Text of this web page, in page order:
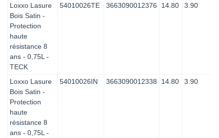
Loxxo Lasure
Bois Satin -
Protection
haute
résistance 8
ans - 0,75L -
TECK
54010026TE 3663090012376 14.80 3.90
Loxxo Lasure
Bois Satin -
Protection
haute
résistance 8
ans - 0,75L -
54010026IN 3663090012338 14.80 3.90